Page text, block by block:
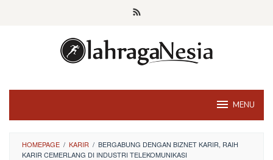
MENU
HOMEPAGE / KARIR / BERGABUNG DENGAN BIZNET KARIR, RAIH
KARIR CEMERLANG DI INDUSTRI TELEKOMUNIKASI